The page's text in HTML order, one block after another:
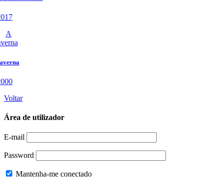
Voltar
Área de utilizador
E-mail
Password
Mantenha-me conectado